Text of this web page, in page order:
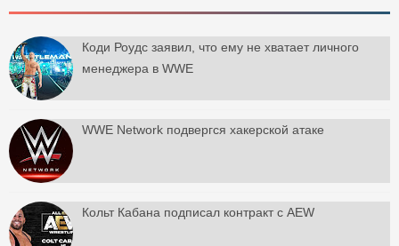
Коди Роудс заявил, что ему не хватает личного
менеджера в WWE
WWE Network подвергся хакерской атаке
Кольт Кабана подписал контракт с AEW